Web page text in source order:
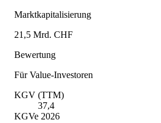
Marktkapitalisierung
21,5 Mrd. CHF
Bewertung
Für Value-Investoren
KGV (TTM)
37,4
KGVe 2026